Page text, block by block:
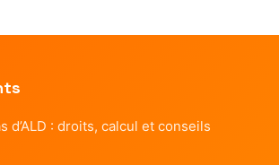
d’ALD : droits, calcul et conseils